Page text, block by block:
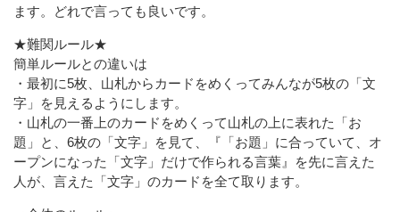
ます。どれで言っても良いです。
★難関ルール★
簡単ルールとの違いは
・最初に5枚、山札からカードをめくってみんなが5枚の「文
字」を見えるようにします。
・山札の一番上のカードをめくって山札の上に表れた「お
題」と、6枚の「文字」を見て、『「お題」に合っていて、オ
ープンになった「文字」だけで作られる言葉』を先に言えた
人が、言えた「文字」のカードを全て取ります。